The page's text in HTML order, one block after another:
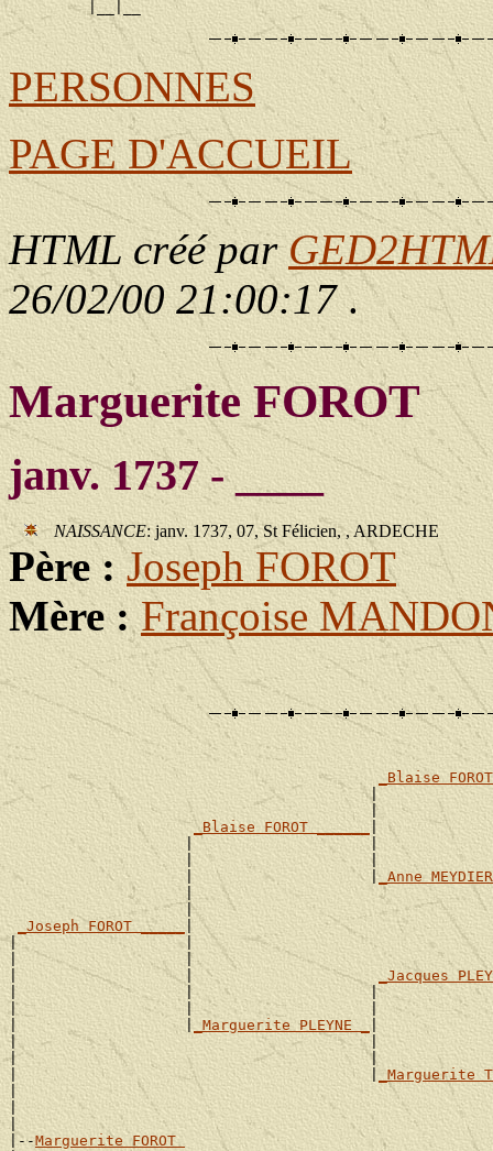
PERSONNES
PAGE D'ACCUEIL
HTML créé par
26/02/00 21:00:17.
Marguerite FOROT
janv. 1737 - ____
NAISSANCE: janv. 1737, 07, St Félicien, , ARDECHE
Père :Joseph FOROT
Mère :Françoise
_Blaise
|
|
_Blaise FOROT ______
|                    |
|                    |
                    |                    |
_Anne
|
|
_Joseph FOROT _____
|                   |
|                   |
|                   | _Jacques
|                   |                    |                    |
|                   |                    |
|                   | _Marguerite PLEYNE _
|                                        |
|
|                                        |
_Marguerite
|                                                             |
|
|
|--Marguerite FOROT